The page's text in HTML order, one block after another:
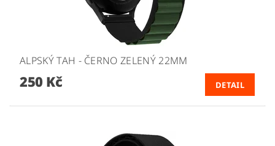
ALPSKÝ TAH - ČERNO ZELENÝ 22MM
250 Kč DETAIL